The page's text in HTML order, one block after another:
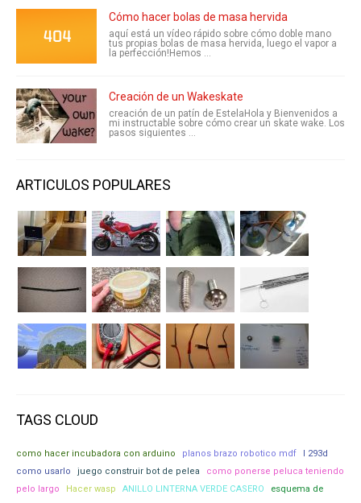
Cómo hacer bolas de masa hervida
aquí está un vídeo rápido sobre cómo doble mano
tus propias bolas de masa hervida, luego el vapor a
la perfección!Hemos ...
Creación de un Wakeskate
creación de un patín de EstelaHola y Bienvenidos a
mi instructable sobre cómo crear un skate wake. Los
pasos siguientes ...
ARTICULOS POPULARES
TAGS CLOUD
como hacer incubadora con arduino planos brazo robotico mdf
l 293d
como usarlo
juego construir bot de pelea
como ponerse peluca teniendo
pelo largo
Hacer wasp ANILLO LINTERNA VERDE CASERO
esquema de